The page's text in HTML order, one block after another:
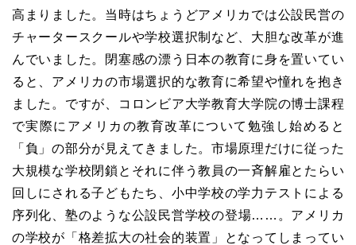
高まりました。当時はちょうどアメリカでは公設民営の
チャータースクールや学校選択制など、大胆な改革が進
んでいました。閉塞感の漂う日本の教育に身を置いてい
ると、アメリカの市場選択的な教育に希望や憧れを抱き
ました。ですが、コロンビア大学教育大学院の博士課程
で実際にアメリカの教育改革について勉強し始めると
「負」の部分が見えてきました。市場原理だけに従った
大規模な学校閉鎖とそれに伴う教員の一斉解雇とたらい
回しにされる子どもたち、小中学校の学力テストによる
序列化、塾のような公設民営学校の登場……。アメリカ
の学校が「格差拡大の社会的装置」となってしまってい